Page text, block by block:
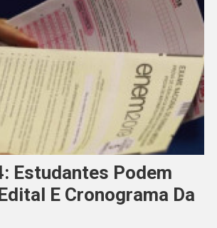
Estudantes Podem
E Cronograma Da